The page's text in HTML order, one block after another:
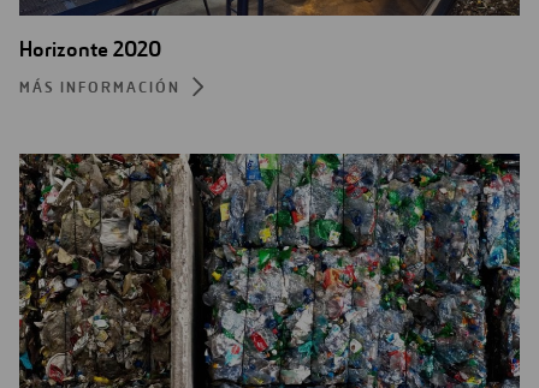
Horizonte 2020
MÁS INFORMACIÓN